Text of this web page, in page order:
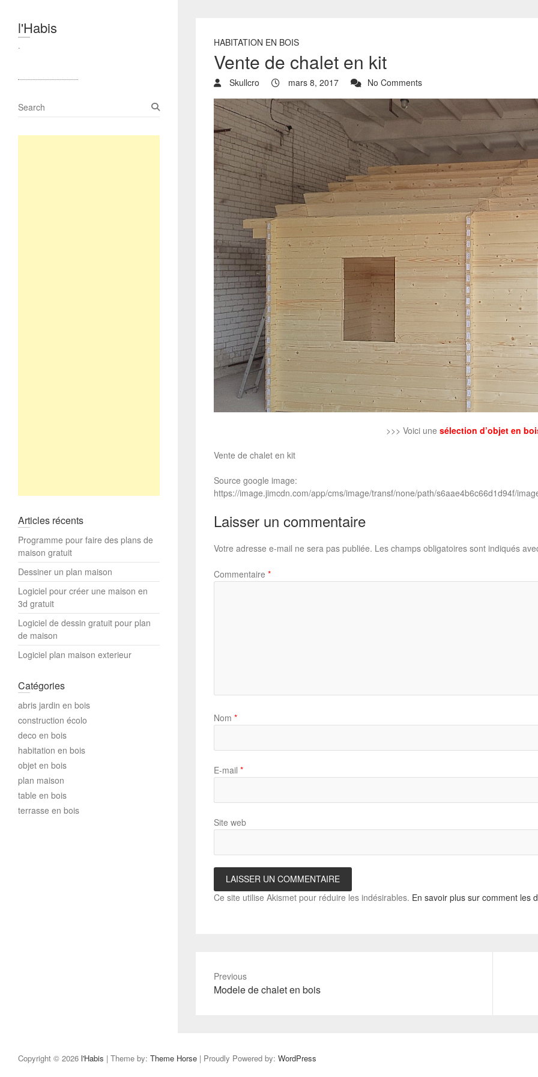
l'Habis
. HABITATION EN BOIS
Vente de chalet en kit
Skullcro mars 8, 2017 No Comments
>>> Voici une sélection d’objet en
Vente de chalet en kit
Source google image:
https://image.jimcdn.com/app/cms/image/transf/none/path/s6aae4b6c66d1d94f/
Laisser un commentaire
Votre adresse e-mail ne sera pas publiée. Les champs obligatoires sont indiqués
Commentaire *
Nom *
E-mail *
Site web
Ce site utilise Akismet pour réduire les indésirables. En savoir plus sur comment les
Previous
Previous
Modele de chalet en bois
S
e
Articles récents
Programme pour faire des plans de
maison gratuit
Dessiner un plan maison
Logiciel pour créer une maison en
3d gratuit
Logiciel de dessin gratuit pour plan
de maison
Logiciel plan maison exterieur
Catégories
abris jardin en bois
construction écolo
deco en bois
habitation en bois
objet en bois
plan maison
table en bois
terrasse en bois
Copyright © 2026 l'Habis | Theme by: Theme Horse | Proudly Powered by: WordPress